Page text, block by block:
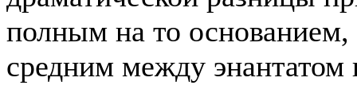
полным на то
средним между энантатом